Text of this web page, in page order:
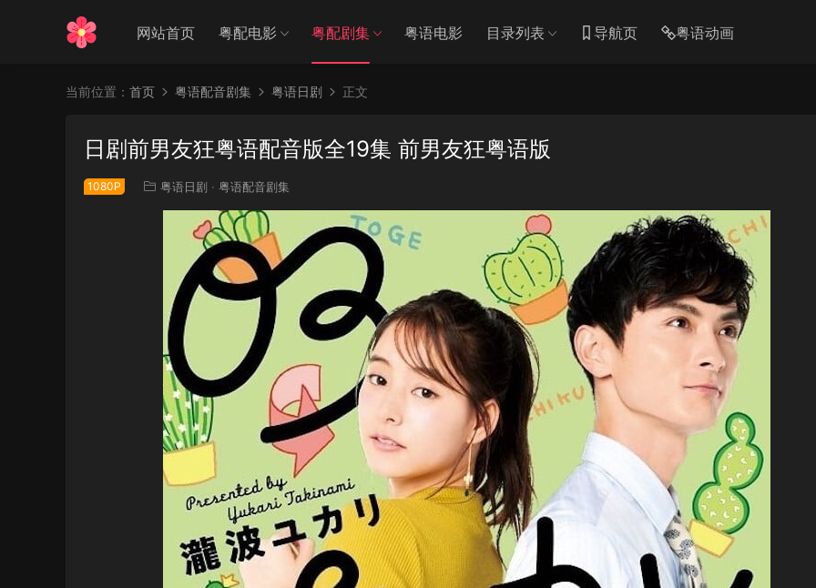
网站首页 粤配电影 粤配剧集 粤语电影 目录列表 导航页 粤语动画
当前位置： 首页 粤语配音剧集 粤语日剧 正文
日剧前男友狂粤语配音版全19集 前男友狂粤语版
1080P 粤语日剧 · 粤语配音剧集